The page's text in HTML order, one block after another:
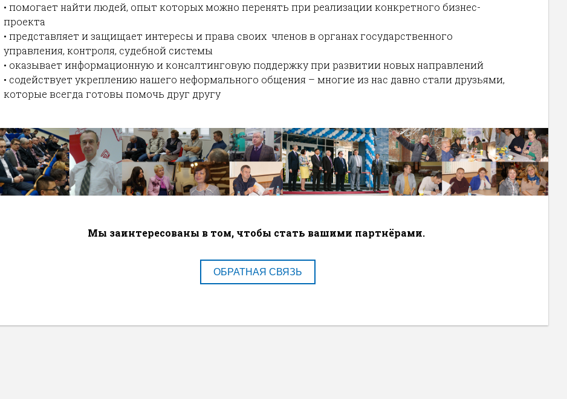
• помогает найти людей, опыт которых можно перенять при реализации конкретного бизнес-
проекта
• представляет и защищает интересы и права своих членов в органах государственного
управления, контроля, судебной системы
• оказывает информационную и консалтинговую поддержку при развитии новых направлений
• содействует укреплению нашего неформального общения – многие из нас давно стали друзьями,
которые всегда готовы помочь друг другу
Мы заинтересованы в том, чтобы стать вашими партнёрами.
ОБРАТНАЯ СВЯЗЬ